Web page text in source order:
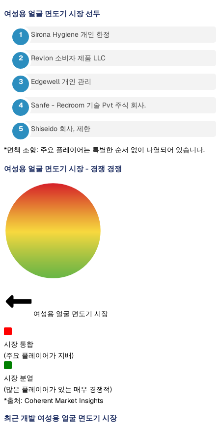
여성용 얼굴 면도기 시장 선두
Sirona Hygiene 개인 한정
Revlon 소비자 제품 LLC
Edgewell 개인 관리
Sanfe - Redroom 기술 Pvt 주식 회사.
Shiseido 회사, 제한
*면책 조항: 주요 플레이어는 특별한 순서 없이 나열되어 있습니다.
여성용 얼굴 면도기 시장- 경쟁 경쟁
여성용 얼굴 면도기 시장
시장 통합
(주요 플레이어가 지배)
시장 분열
(많은 플레이어가 있는 매우 경쟁적)
*출처: Coherent Market Insights
최근 개발 여성용 얼굴 면도기 시장